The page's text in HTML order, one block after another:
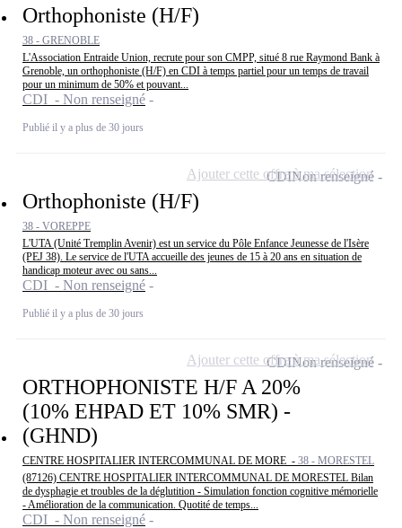
Orthophoniste (H/F)
38 - GRENOBLE
L'Association Entraide Union, recrute pour son CMPP, situé 8 rue Raymond Bank à
Grenoble, un orthophoniste (H/F) en CDI à temps partiel pour un temps de travail
pour un minimum de 50% et pouvant...
CDI - Non renseigné
Publié il y a plus de 30 jours
Orthophoniste (H/F)
38 - VOREPPE
L'UTA (Unité Tremplin Avenir) est un service du Pôle Enfance Jeunesse de l'Isère
(PEJ 38). Le service de l'UTA accueille des jeunes de 15 à 20 ans en situation de
handicap moteur avec ou sans...
CDI - Non renseigné
Publié il y a plus de 30 jours
CDINon renseigné
Ajouter cette offre à ma sélection
ORTHOPHONISTE H/F A 20%
(10% EHPAD ET 10% SMR) -
(GHND)
CENTRE HOSPITALIER INTERCOMMUNAL DE MORE - 38 - MORESTEL
(87126) CENTRE HOSPITALIER INTERCOMMUNAL DE MORESTEL Bilan
de dysphagie et troubles de la déglutition - Simulation fonction cognitive mémorielle
- Amélioration de la communication. Quotité de temps...
CDI - Non renseigné
CDINon renseigné
Ajouter cette offre à ma sélection